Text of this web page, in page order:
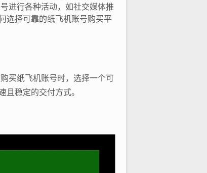
进行各种活动，如社交媒体推
选择可靠的纸飞机账号购买平
买纸飞机账号时，选择一个可
稳定的交付方式。